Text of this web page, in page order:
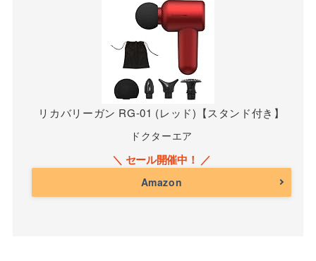
リカバリーガン RG-01 (レッド)【スタンド付き】
ドクターエア
Amazon